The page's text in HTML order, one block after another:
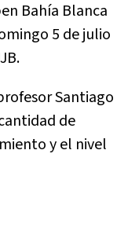
Bahía Blanca
5 de julio
Santiago
de
y el nivel